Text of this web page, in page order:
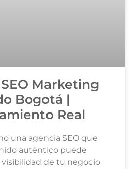
Marketing
Bogotá |
Real
una agencia SEO que
auténtico puede
visibilidad de tu negocio